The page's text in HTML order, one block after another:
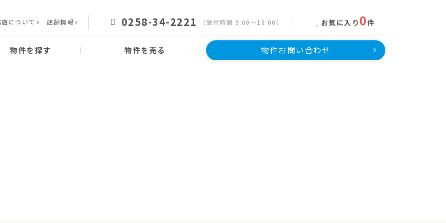
について 店舗情報 0258-34-2221 （受付時間 9:00～18:00） お気に入り 0件
物件を探す 物件を売る 物件お問い合わせ